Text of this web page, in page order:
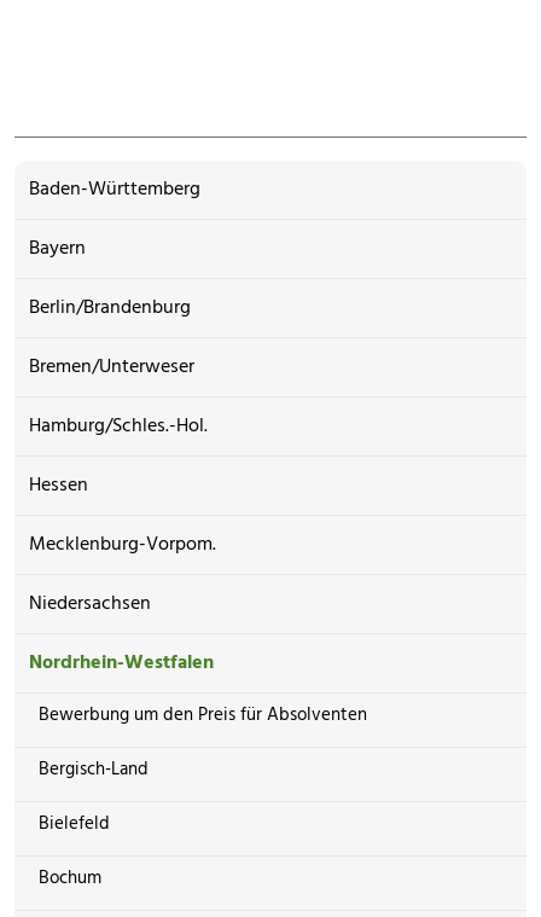
Baden-Württemberg
Bayern
Berlin/Brandenburg
Bremen/Unterweser
Hamburg/Schles.-Hol.
Hessen
Mecklenburg-Vorpom.
Niedersachsen
Nordrhein-Westfalen
Bewerbung um den Preis für Absolventen
Bergisch-Land
Bielefeld
Bochum